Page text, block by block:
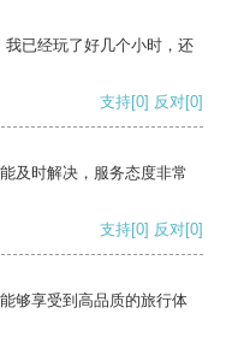
已经玩了好几个小时，还
支持[0] 反对[0]
及时解决，服务态度非常
支持[0] 反对[0]
够享受到高品质的旅行体